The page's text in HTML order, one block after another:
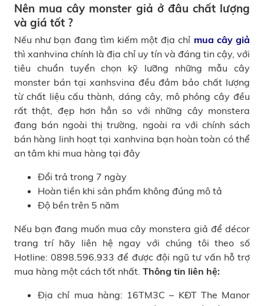
Nên mua cây monster giả ở đâu chất lượng
và giá tốt ?
Nếu như bạn đang tìm kiếm một địa chỉ mua cây giả
thì xanhvina chính là địa chỉ uy tín và đáng tin cậy, với
tiêu chuẩn tuyển chọn kỹ lưỡng những mẫu cây
monster bán tại xanhsvina đều đảm bảo chất lượng
từ chất liệu cấu thành, dáng cây, mô phỏng cây đều
rất thật, đẹp hơn hẳn so với những cây monstera
đang bán ngoài thị trường, ngoài ra với chính sách
bán hàng linh hoạt tại xanhvina bạn hoàn toàn có thể
an tâm khi mua hàng tại đây
Đổi trả trong 7 ngày
Hoàn tiền khi sản phẩm không đúng mô tả
Độ bền trên 5 năm
Nếu bạn đang muốn mua cây monstera giả để décor
trang trí hãy liên hệ ngay với chúng tôi theo số
Hotline: 0898.596.933 để được đội ngũ tư vấn hỗ trợ
mua hàng một cách tốt nhất. Thông tin liên hệ:
Địa chỉ mua hàng: 16TM3C – KĐT The Manor